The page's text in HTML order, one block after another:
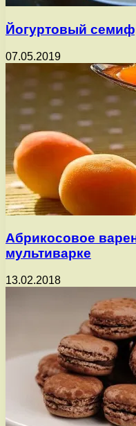
Йогуртовый
07.05.2019
Абрикосовое
мультиварке
13.02.2018